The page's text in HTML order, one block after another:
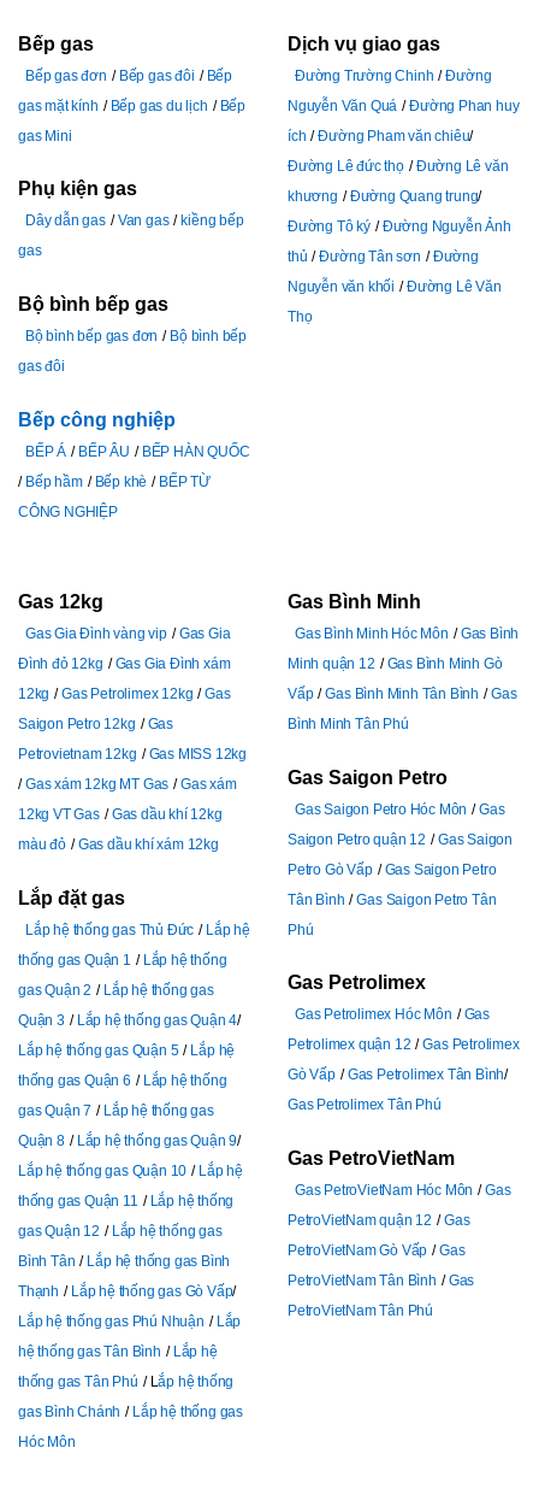
Bếp gas
Bếp gas đơn Bếp gas đôi
Bếp
gas mặt kính
Bếp gas du lịch
Bếp
gas Mini
Phụ kiện gas
Dây dẫn gas Van gas
kiềng bếp
gas
Bộ bình bếp gas
Bộ bình bếp gas đơn
Bộ bình bếp
gas đôi
Bếp công nghiệp
BẾP Á BẾP ÂU
BẾP HÀN QUỐC
Bếp hầm
Bếp khè
BẾP TỪ
CÔNG NGHIỆP
Dịch vụ giao gas
Đường Trường Chinh
Đường
Nguyễn Văn Quá
Đường Phan huy
ích
Đường Pham văn chiêu
Đường Lê đức thọ
Đường Lê văn
khương
Đường Quang trung
Đường Tô ký
Đường Nguyễn Ảnh
thủ
Đường Tân sơn
Đường
Nguyễn văn khối
Đường Lê Văn
Thọ
Gas 12kg
Gas Gia Đình vàng vip
Gas Gia
Đình đỏ 12kg
Gas Gia Đình xám
12kg
Gas Petrolimex 12kg
Gas
Saigon Petro 12kg
Gas
Petrovietnam 12kg
Gas MISS 12kg
Gas xám 12kg MT Gas
Gas xám
12kg VT Gas
Gas dầu khí 12kg
màu đỏ
Gas dầu khí xám 12kg
Lắp đặt gas
Lắp hệ thống gas Thủ Đức
Lắp hệ
thống gas Quận 1
Lắp hệ thống
gas Quận 2
Lắp hệ thống gas
Quận 3
Lắp hệ thống gas Quận 4
Lắp hệ thống gas Quận 5
Lắp hệ
thống gas Quận 6
Lắp hệ thống
gas Quận 7
Lắp hệ thống gas
Quận 8
Lắp hệ thống gas Quận 9
Lắp hệ thống gas Quận 10
Lắp hệ
thống gas Quận 11
Lắp hệ thống
gas Quận 12
Lắp hệ thống gas
Bình Tân
Lắp hệ thống gas Bình
Thạnh
Lắp hệ thống gas Gò Vấp
Lắp hệ thống gas Phú Nhuận
Lắp
hệ thống gas Tân Bình
Lắp hệ
thống gas Tân Phú
Lắp hệ thống
gas Bình Chánh
Lắp hệ thống gas
Hóc Môn
Gas Bình Minh
Gas Bình Minh Hóc Môn
Gas Bình
Minh quận 12
Gas Bình Minh Gò
Vấp
Gas Bình Minh Tân Bình
Gas
Bình Minh Tân Phú
Gas Saigon Petro
Gas Saigon Petro Hóc Môn
Gas
Saigon Petro quận 12
Gas Saigon
Petro Gò Vấp
Gas Saigon Petro
Tân Bình
Gas Saigon Petro Tân
Phú
Gas Petrolimex
Gas Petrolimex Hóc Môn
Gas
Petrolimex quận 12
Gas Petrolimex
Gò Vấp
Gas Petrolimex Tân Bình
Gas Petrolimex Tân Phú
Gas PetroVietNam
Gas PetroVietNam Hóc Môn
Gas
PetroVietNam quận 12
Gas
PetroVietNam Gò Vấp
Gas
PetroVietNam Tân Bình
Gas
PetroVietNam Tân Phú